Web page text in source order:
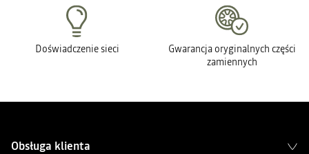
Doświadczenie sieci
Gwarancja oryginalnych części
zamiennych
Obsługa klienta